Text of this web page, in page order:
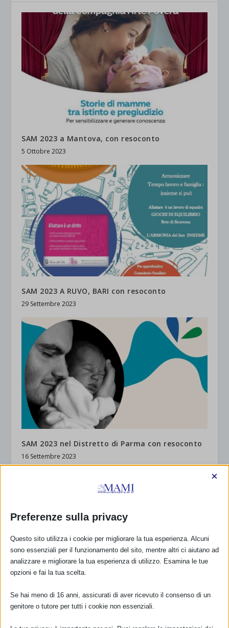
SAM 2023 a Mantova, con resoconto
5 Ottobre 2023
SAM 2023 A RUVO, BARI con resoconto
29 Settembre 2023
SAM 2023 nel Distretto di Parma con resoconto
16 Settembre 2023
SAM 2023 A RUTIGLIANO, BARI – con resoconto
2 Ottobre 2023
Preferenze sulla privacy
×
Questo sito utilizza i cookie per migliorare la tua esperienza. Alcuni
sono essenziali per il funzionamento del sito, mentre altri ci aiutano ad
analizzare e migliorare la tua esperienza di utilizzo. Esamina le tue
opzioni e fai la tua scelta.
Se hai meno di 16 anni, assicurati di aver ricevuto il consenso di un
genitore o tutore per tutti i cookie non essenziali.